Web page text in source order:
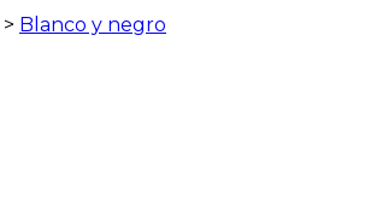
> Blanco y negro